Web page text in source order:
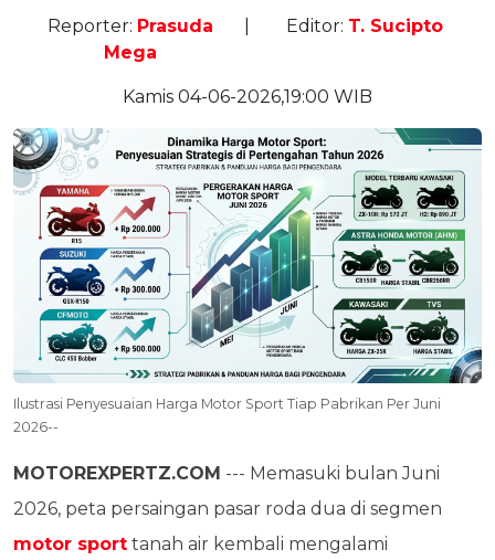
Reporter: Prasuda
Mega
Editor: T. Sucipto
Kamis 04-06-2026,19:00 WIB
Ilustrasi Penyesuaian Harga Motor Sport Tiap Pabrikan Per Juni
2026--
MOTOREXPERTZ.COM --- Memasuki bulan Juni
2026, peta persaingan pasar roda dua di segmen
motor sport tanah air kembali mengalami